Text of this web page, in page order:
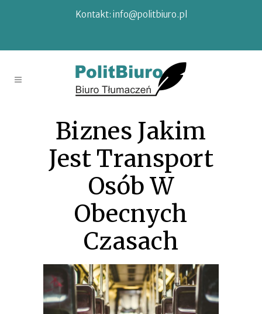
Kontakt: info@politbiuro.pl
Biznes Jakim
Jest Transport
Osób W
Obecnych
Czasach